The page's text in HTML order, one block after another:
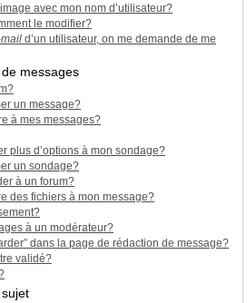
avec mon nom d’utilisateur?
le modifier?
d’un utilisateur, on me demande de me
messages
un message?
à mes messages?
plus d’options à mon sondage?
un sondage?
à un forum?
des fichiers à mon message?
à un modérateur?
dans la page de rédaction de message?
validé?